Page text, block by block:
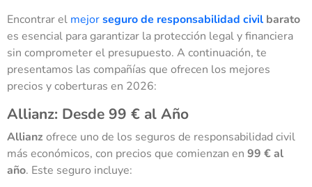
Encontrar el mejorseguro de responsabilidad civil barato
es esencial para garantizar la protección legal y financiera
sin comprometer el presupuesto. A continuación, te
presentamos las compañías que ofrecen los mejores
precios y coberturas en 2026:
Allianz: Desde 99 € al Año
Allianz ofrece uno de los seguros de responsabilidad civil
más económicos, con precios que comienzan en 99 € al
año. Este seguro incluye: